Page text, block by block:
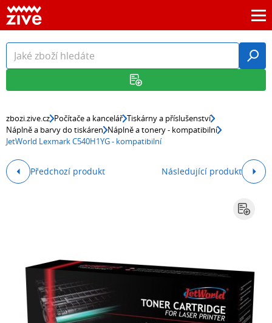
zbozi.zive.cz Počítače a kancelář Tiskárny a příslušenství
Náplně a barvy do tiskáren Náplně a tonery - kompatibilní
JetWorld Lexmark C540H1YG - kompatibilní
Předchozí produkt Následující produkt